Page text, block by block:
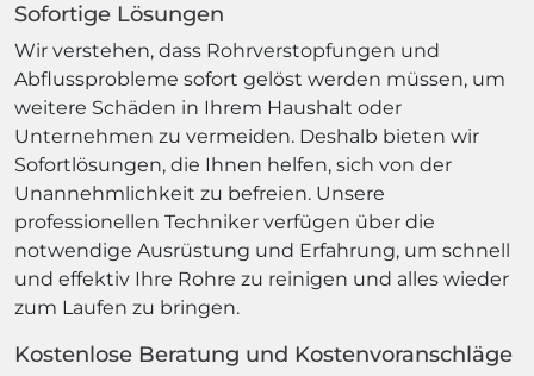
Sofortige Lösungen
Wir verstehen, dass Rohrverstopfungen und
Abflussprobleme sofort gelöst werden müssen, um
weitere Schäden in Ihrem Haushalt oder
Unternehmen zu vermeiden. Deshalb bieten wir
Sofortlösungen, die Ihnen helfen, sich von der
Unannehmlichkeit zu befreien. Unsere
professionellen Techniker verfügen über die
notwendige Ausrüstung und Erfahrung, um schnell
und effektiv Ihre Rohre zu reinigen und alles wieder
zum Laufen zu bringen.
Kostenlose Beratung und Kostenvoranschläge